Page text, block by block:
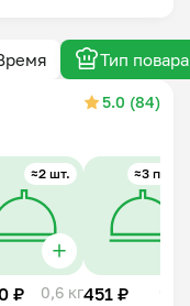
Тип повара
5.0 (84)
≈2 шт.
₽ 0,6 кг
≈3 порц.
451 ₽